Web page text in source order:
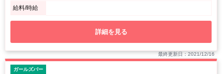
給料/時給
詳細を見る
最終更新日：2021/12/16
ガールズバー